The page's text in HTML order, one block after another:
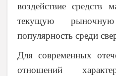
воздействие средств
текущую рыночную
популярность среди
Для современных
отношений